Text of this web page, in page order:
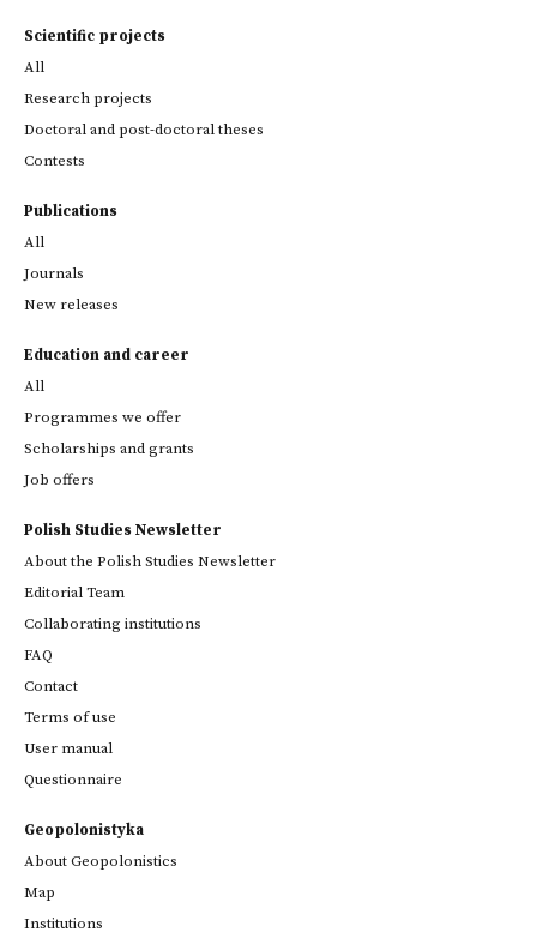
Scientific projects
All
Research projects
Doctoral and post-doctoral theses
Contests
Publications
All
Journals
New releases
Education and career
All
Programmes we offer
Scholarships and grants
Job offers
Polish Studies Newsletter
About the Polish Studies Newsletter
Editorial Team
Collaborating institutions
FAQ
Contact
Terms of use
User manual
Questionnaire
Geopolonistyka
About Geopolonistics
Map
Institutions